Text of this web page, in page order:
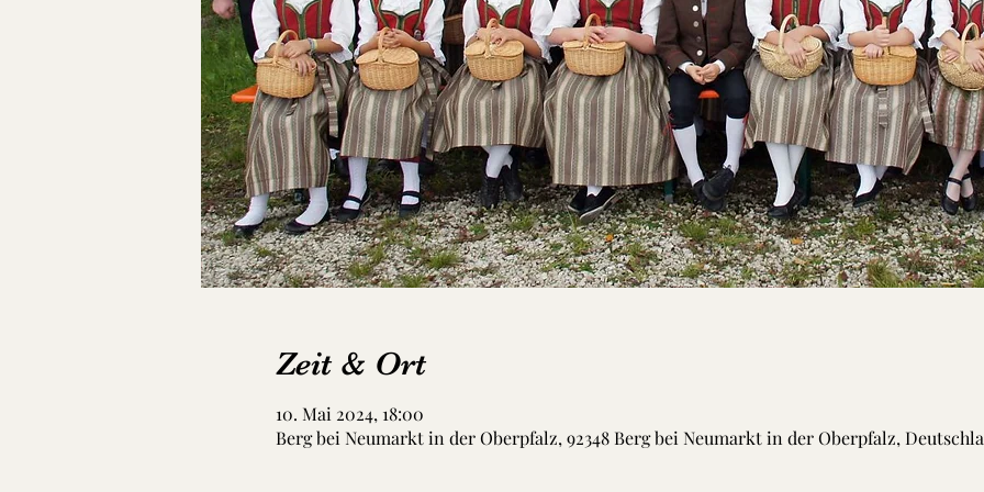
Zeit & Ort
10. Mai 2024, 18:00
Berg bei Neumarkt in der Oberpfalz, 92348 Berg bei Neumarkt in der Oberpfalz,